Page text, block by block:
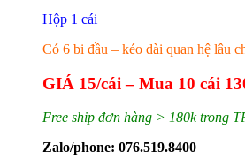
Hộp 1 cái
Có 6 bi đầu – kéo dài quan hệ lâu
GIÁ 15/cái – Mua 10 cái
Free ship đơn hàng > 180k trong
Zalo/phone: 076.519.8400